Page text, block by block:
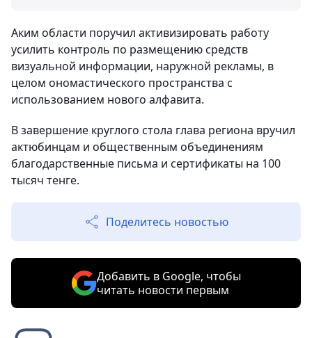
Аким области поручил активизировать работу
усилить контроль по размещению средств
визуальной информации, наружной рекламы, в
целом ономастического пространства с
использованием нового алфавита.
В завершение круглого стола глава региона вручил
актюбинцам и общественным объединениям
благодарственные письма и сертификаты на 100
тысяч тенге.
Поделитесь новостью
Добавить в Google, чтобы
читать новости первым